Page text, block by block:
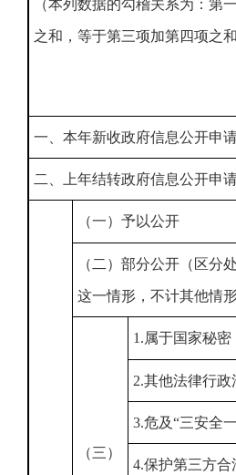
（本列数据的勾稽关系为：第
之和，等于第三项加第四项之和
一、本年新收政府信息公开申
二、上年结转政府信息公开申
（一）予以公开
（二）部分公开（区分
这一情形，不计其他情形
（三）
1.属于国家秘密
2.其他法律行
3.危及“三安全
4.保护第三方合